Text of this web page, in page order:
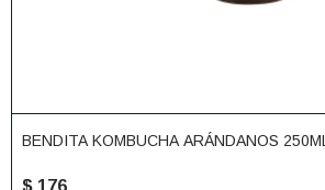
BENDITA KOMBUCHA ARÁNDANOS 250ML
$ 176